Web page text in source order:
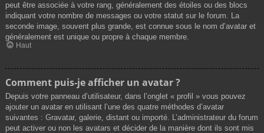
peut être associée à votre rang, généralement des étoiles ou des blocs
indiquant votre nombre de messages ou votre statut sur le forum. La
seconde image, souvent plus grande, est connue sous le nom d’avatar et
généralement est unique ou propre à chaque membre.
Haut
Comment puis-je afficher un avatar ?
Depuis votre panneau d’utilisateur, dans l’onglet « profil » vous pouvez
ajouter un avatar en utilisant l’une des quatre méthodes d’avatar
suivantes : Gravatar, galerie, distant ou importé. L’administrateur du forum
peut activer ou non les avatars et décider de la manière dont ils sont mis